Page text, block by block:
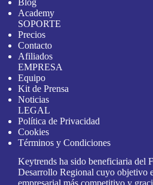
Blog
Academy
SOPORTE
Precios
Contacto
Afiliados
EMPRESA
Equipo
Kit de Prensa
Noticias
LEGAL
Política de Privacidad
Cookies
Términos y Condiciones
Keytrends ha sido beneficiaria del
Desarrollo Regional cuyo objetivo